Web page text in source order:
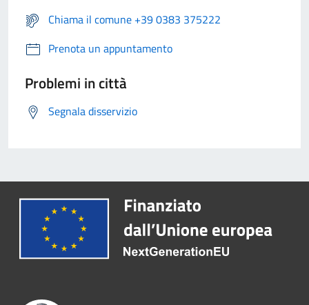
Chiama il comune +39 0383 375222
Prenota un appuntamento
Problemi in città
Segnala disservizio